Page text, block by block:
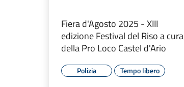
Fiera d'Agosto 2025 - XIII
edizione Festival del Riso a cura
della Pro Loco Castel d'Ario
Polizia Tempo libero